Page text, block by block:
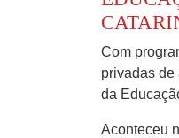
Com
privadas de
da
Aconteceu